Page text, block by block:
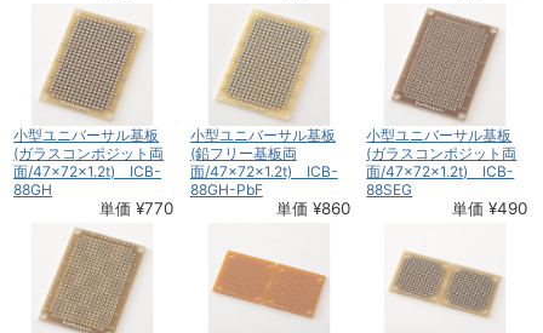
小型ユニバーサル基板
(ガラスコンポジット両
面/47×72×1.2t) ICB-
88GH
単価 ¥770
小型ユニバーサル基板
(鉛フリー基板両
面/47×72×1.2t) ICB-
88GH-PbF
単価 ¥860
小型ユニバーサル基板
(ガラスコンポジット両
面/47×72×1.2t) ICB-
88SEG
単価 ¥490